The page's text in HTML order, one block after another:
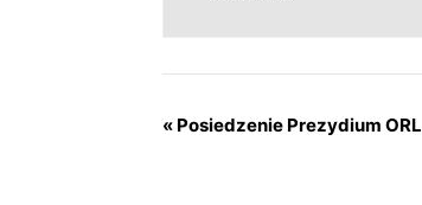
« Posiedzenie Prezydium ORL